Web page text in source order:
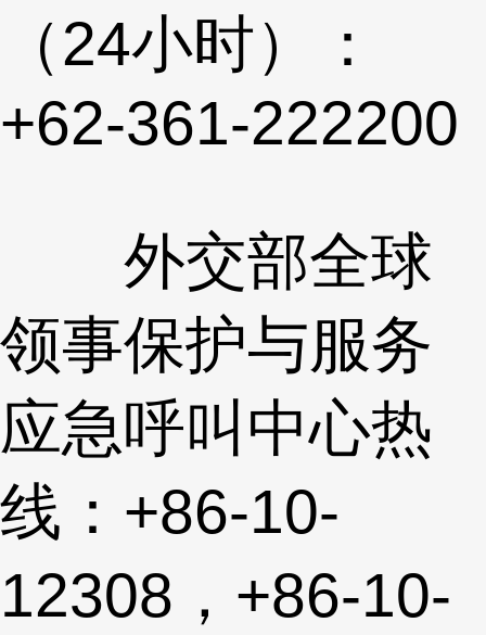
（24小时）：
+62-361-222200
外交部全球
领事保护与服务
应急呼叫中心热
线：+86-10-
12308，+86-10-